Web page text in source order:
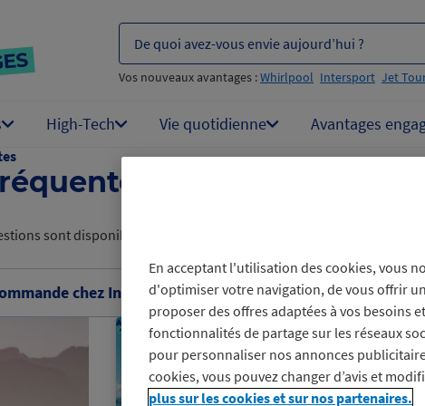
De quoi avez-vous envie aujourd’hui ?
Vos nouveaux avantages :Whirlpool Intersport Jet
High-Tech Vie quotidienne Avantages
sont disponibles sur cette aide :
chez Interflora avec ma remise Macif Avantages ?
En acceptant l'utilisation des cookies, vous
d'optimiser votre navigation, de vous offrir
proposer des offres adaptées à vos besoins
fonctionnalités de partage sur les réseaux
pour personnaliser nos annonces
cookies, vous pouvez changer d’avis et
plus sur les cookies et sur nos partenaires.